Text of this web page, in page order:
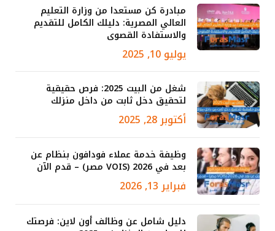
مبادرة كن مستعدا من وزارة التعليم
العالي المصرية: دليلك الكامل للتقديم
والاستفادة القصوى
يوليو 10, 2025
شغل من البيت 2025: فرص حقيقية
لتحقيق دخل ثابت من داخل منزلك
أكتوبر 28, 2025
وظيفة خدمة عملاء فودافون بنظام عن
بعد في 2026 (VOIS مصر) – قدم الآن
فبراير 13, 2026
دليل شامل عن وظائف أون لاين: فرصتك